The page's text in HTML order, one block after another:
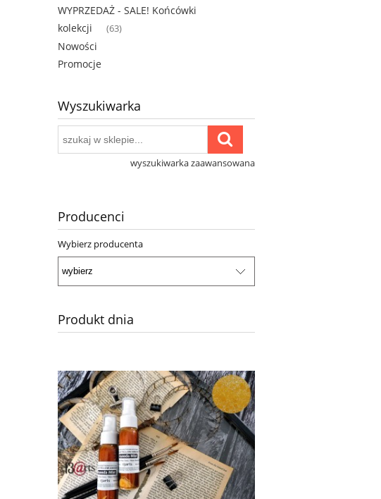
WYPRZEDAŻ - SALE! Końcówki
kolekcji
(63)
Nowości
Promocje
Wyszukiwarka
wyszukiwarka zaawansowana
Producenci
Wybierz producenta
Produkt dnia